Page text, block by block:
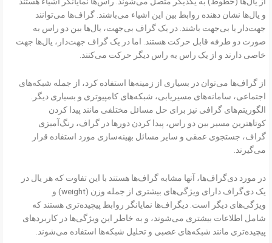
و یال‌ها نشان دهنده روابط بین این اشیاء می‌باشند. گراف‌ها می‌توانند
جهت‌دار یا بی‌جهت باشند. در یک گراف بی‌جهت، یال‌ها بین دو راس به
صورت دو طرفه قابل حرکت هستند. اما در یک گراف جهت‌دار، یال‌ها جهت
خاصی دارند و از یک راس به راس دیگر حرکت می‌کنند.
از گراف‌ها می‌توان در بسیاری از زمینه‌ها استفاده کرد، از جمله شبکه‌های
اجتماعی، سامانه‌های مسیریابی، شبکه‌های کامپیوتری و بسیاری دیگر.
الگوریتم‌های گرافی نیز برای حل مسائل مختلفی مانند پیدا کردن
کوتاهترین مسیر بین دو راس، پیدا کردن دورها در گراف، رنگ‌آمیزی
گراف، جستجوی عمقی و سایر مسائل بهینه‌سازی مورد استفاده قرار
می‌گیرند.
در مورد دی‌گراف‌ها، آنها مشابه گراف‌ها هستند با این تفاوت که هر یال در
یک دی‌گراف دارای ویژگی‌های بیشتری از جمله وزن (weight) و
ویژگی‌های دیگر است. دیگراف‌ها نمایانگر روابط پیچیده‌تری هستند که
شامل اطلاعات بیشتری می‌شوند، و به خاطر این ویژگی‌ها در کاربردهای
پیچیده‌تری مانند شبکه‌های عصبی و تحلیل شبکه‌ها استفاده می‌شوند.